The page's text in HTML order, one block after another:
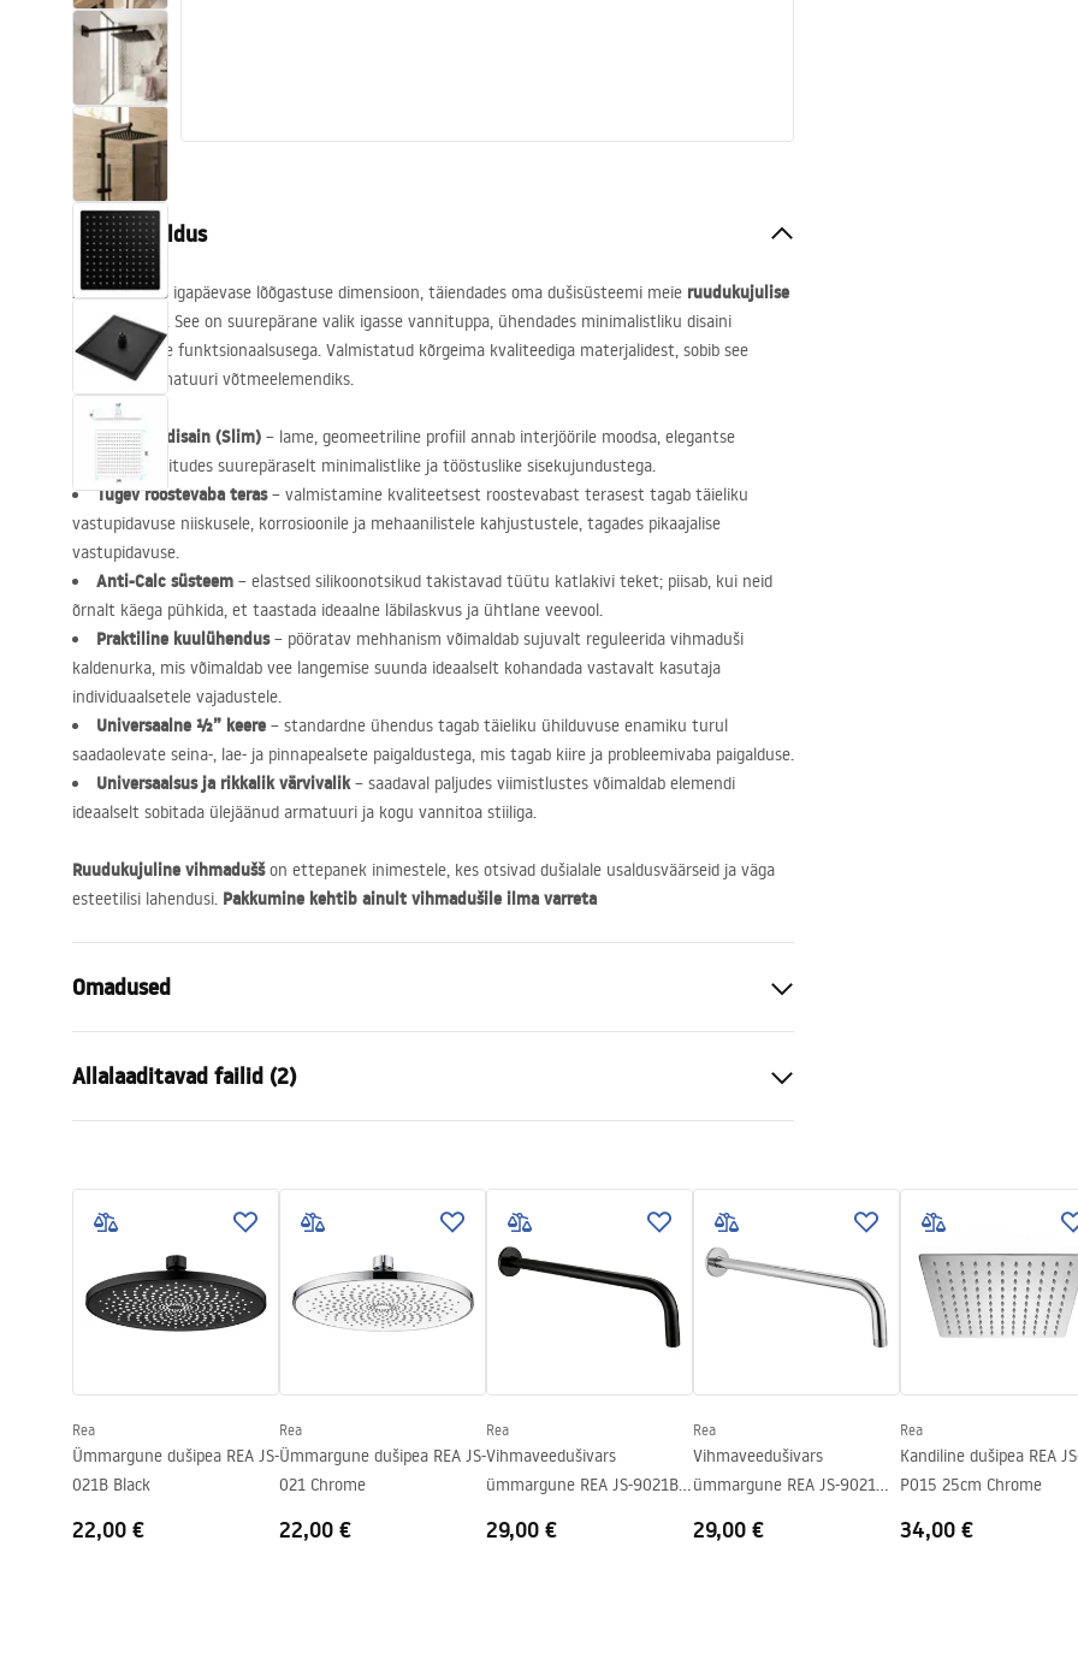
Vannitoas dušid
Köök
Vannitoa tarvikud
Tootekirjeldus
Avastage uus igapäevase lõõgastuse dimensioon, täiendades oma dušisüsteemi meie ruudukujulise
vihmadušiga
. See on suurepärane valik igasse vannituppa, ühendades minimalistliku disaini
usaldusväärse funktsionaalsusega. Valmistatud kõrgeima kvaliteediga materjalidest, sobib see
ideaalselt armatuuri võtmeelemendiks.
Üliõhuke disain (Slim) – lame, geomeetriline profiil annab interjöörile moodsa, elegantse
iseloomu, sobitudes suurepäraselt minimalistlike ja tööstuslike sisekujundustega.
Tugev roostevaba teras– valmistamine kvaliteetsest roostevabast terasest tagab täieliku
vastupidavuse niiskusele, korrosioonile ja mehaanilistele kahjustustele, tagades pikaajalise
vastupidavuse.
Anti-Calc süsteem – elastsed silikoonotsikud takistavad tüütu katlakivi teket; piisab, kui neid
õrnalt käega pühkida, et taastada ideaalne läbilaskvus ja ühtlane veevool.
Praktiline kuulühendus– pööratav mehhanism võimaldab sujuvalt reguleerida vihmaduši
kaldenurka, mis võimaldab vee langemise suunda ideaalselt kohandada vastavalt kasutaja
individuaalsetele vajadustele.
Universaalne ½” keere – standardne ühendus tagab täieliku ühilduvuse enamiku turul
saadaolevate seina-, lae- ja pinnapealsete paigaldustega, mis tagab kiire ja probleemivaba paigalduse.
Universaalsus ja rikkalik värvivalik– saadaval paljudes viimistlustes võimaldab elemendi
ideaalselt sobitada ülejäänud armatuuri ja kogu vannitoa stiiliga.
Ruudukujuline vihmaduššon ettepanek inimestele, kes otsivad dušialale usaldusväärseid ja väga
esteetilisi lahendusi. Pakkumine kehtib ainult vihmadušile ilma varreta
Omadused
Materjal
Paigaldusviis
Kruvitav
mm
Garantii
24 kuud
Allalaaditavad failid (2)
Warranty_Terms_and_Conditions_
Accessories_-_24.pdf
Rea
Ümmargune dušipea REA JS-
021B Black
22,00 €
Rea
Ümmargune dušipea REA JS-
021 Chrome
22,00 €
Rea
Vihmaveedušivars
ümmargune REA JS-9021B
29,00 €
Rea
Vihmaveedušivars
ümmargune REA JS-9021
29,00 €
Rea
Kandiline dušipea REA
P015 25cm Chrome
34,00 €